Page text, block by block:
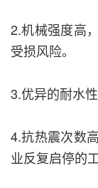
2.机械强度高
受损风险。
3.优异的耐水
4.抗热震次数
业反复启停的